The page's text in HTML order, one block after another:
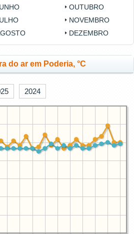
OUTUBRO
NOVEMBRO
DEZEMBRO
do ar em Poderia, °C
2024